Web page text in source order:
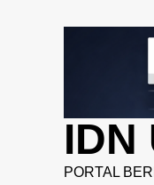
IDN
PORTAL